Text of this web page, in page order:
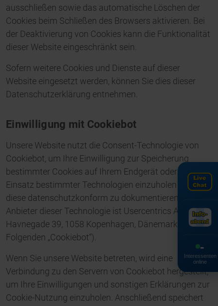
ausschließen sowie das automatische Löschen der
Cookies beim Schließen des Browsers aktivieren. Bei
der Deaktivierung von Cookies kann die Funktionalität
dieser Website eingeschränkt sein.
Sofern weitere Cookies und Dienste auf dieser
Website eingesetzt werden, können Sie dies dieser
Datenschutzerklärung entnehmen.
Einwilligung mit Cookiebot
Unsere Website nutzt die Consent-Technologie von
Cookiebot, um Ihre Einwilligung zur Speicherung
bestimmter Cookies auf Ihrem Endgerät oder zum
Einsatz bestimmter Technologien einzuholen und
diese datenschutzkonform zu dokumentieren.
Anbieter dieser Technologie ist Usercentrics A/S,
Havnegade 39, 1058 Kopenhagen, Dänemark (im
Folgenden „Cookiebot“).
Wenn Sie unsere Website betreten, wird eine
Verbindung zu den Servern von Cookiebot hergestellt,
um Ihre Einwilligungen und sonstigen Erklärungen zur
Cookie-Nutzung einzuholen. Anschließend speichert
-
Interessenten
online